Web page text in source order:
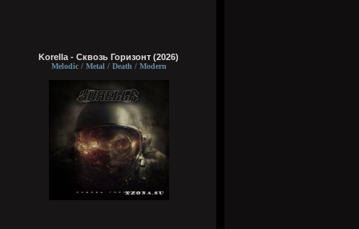
Korella - Сквозь Горизонт (2026)
Melodic / Metal / Death / Modern